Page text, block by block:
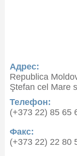
Адрес:
Republica
Ştefan cel Mare
Телефон:
(+373 22) 85 65
Факс:
(+373 22) 22 80